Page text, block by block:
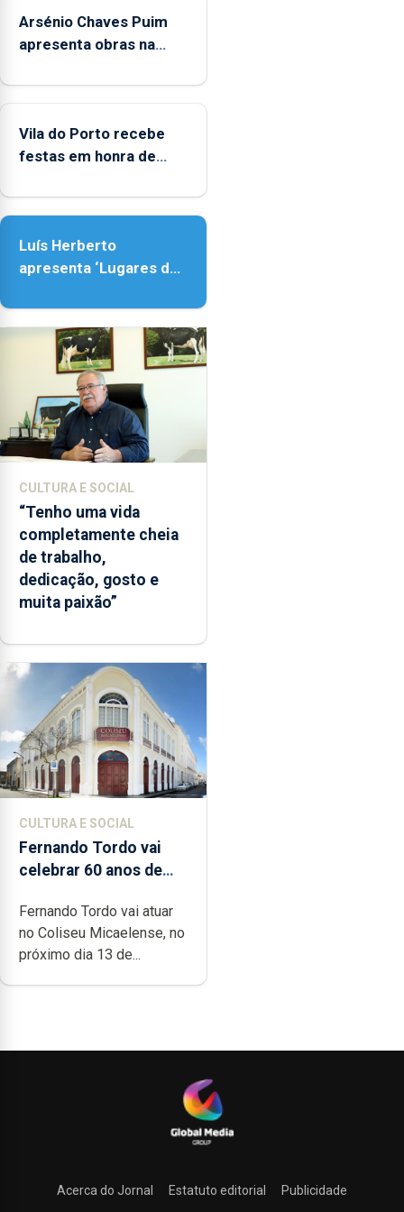
Arsénio Chaves Puim
apresenta obras na
Porto
Vila do Porto recebe
festas em honra de
Assunção
Luís Herberto
apresenta ‘Lugares da
CULTURA E SOCIAL
“Tenho uma vida
completamente cheia
de trabalho,
dedicação, gosto e
muita paixão”
CULTURA E SOCIAL
Fernando Tordo vai
celebrar 60 anos de
Micaelense
Fernando Tordo vai atuar
no Coliseu Micaelense, no
próximo dia 13 de...
Acerca do Jornal Estatuto editorial
Publicidade